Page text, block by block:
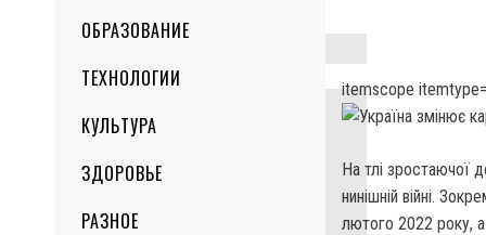
ОБРАЗОВАНИЕ
ТЕХНОЛОГИИ
КУЛЬТУРА
ЗДОРОВЬЕ
РАЗНОЕ
itemscope
На тлі зростаючої
нинішній війні.
лютого 2022 року, а